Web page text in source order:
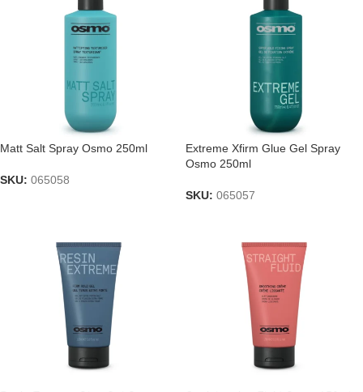
Matt Salt Spray Osmo 250ml
SKU: 065058
Extreme Xfirm Glue Gel Spray
Osmo 250ml
SKU: 065057